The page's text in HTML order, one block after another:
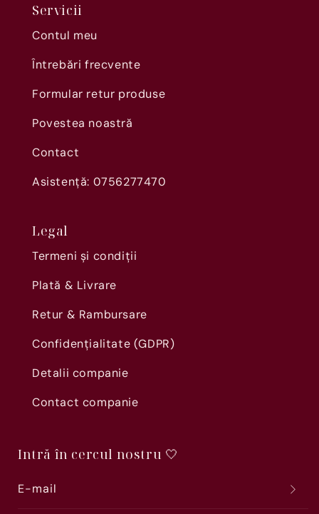
Servicii
Contul meu
Întrebări frecvente
Formular retur produse
Povestea noastră
Contact
Asistență: 0756277470
Legal
Termeni și condiții
Plată & Livrare
Retur & Rambursare
Confidențialitate (GDPR)
Detalii companie
Contact companie
Intră în cercul nostru 🤍
E-mail